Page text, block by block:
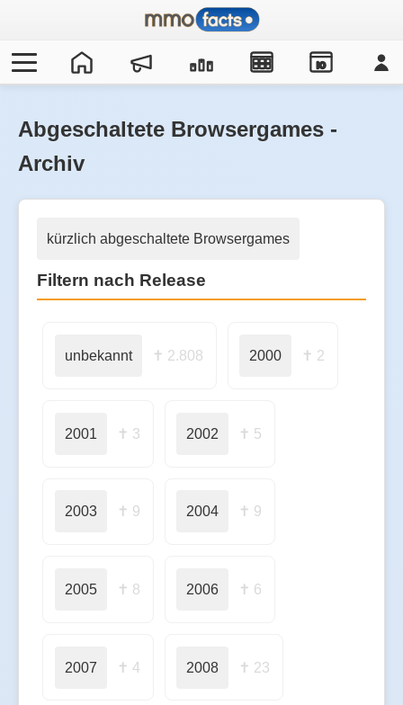
IO
Abgeschaltete Browsergames -
Archiv
kürzlich abgeschaltete Browsergames
Filtern nach Release
unbekannt ✝ 2.808 2000 ✝ 2
2001 ✝ 3 2002 ✝ 5
2003 ✝ 9 2004 ✝ 9
2005 ✝ 8 2006 ✝ 6
2007 ✝ 4 2008 ✝ 23